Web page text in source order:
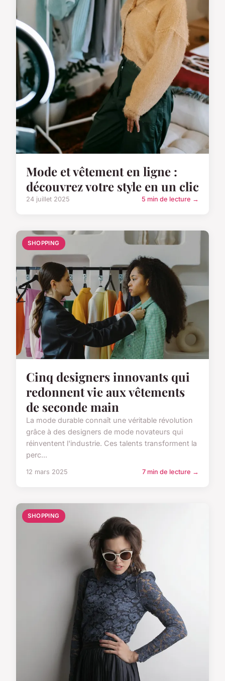
Mode et vêtement en ligne :
découvrez votre style en un clic
24 juillet 2025 5 min de lecture →
SHOPPING
Cinq designers innovants qui
redonnent vie aux vêtements
de seconde main
La mode durable connaît une véritable révolution
grâce à des designers de mode novateurs qui
réinventent l'industrie. Ces talents transforment la
perc...
12 mars 2025 7 min de lecture →
SHOPPING